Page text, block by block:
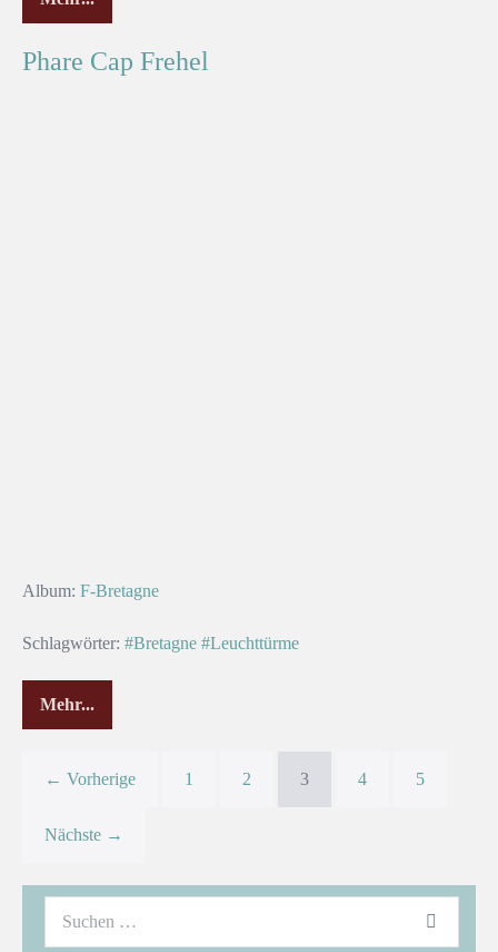
Phare Cap Frehel
Album: F-Bretagne
Schlagwörter: #Bretagne #Leuchttürme
Mehr...
← Vorherige 1 2 3 4 5
Nächste →